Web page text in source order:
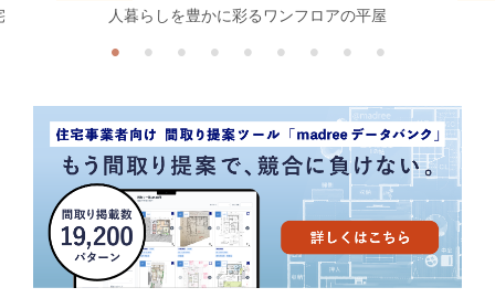
人暮らしを豊かに彩るワンフロアの平屋